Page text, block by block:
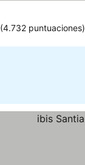
(4.732 puntuaciones)